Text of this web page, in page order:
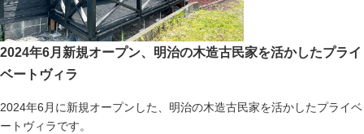
2024年6月新規オープン、明治の木造古民家を活かしたプライ
ベートヴィラ
2024年6月に新規オープンした、明治の木造古民家を活かしたプライベ
ートヴィラです。